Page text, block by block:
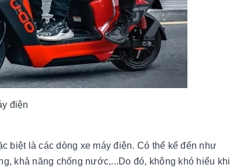
điện
biệt là các dòng xe máy điện. Có thể kể đến như
khả năng chống nước,...Do đó, không khó hiểu khi